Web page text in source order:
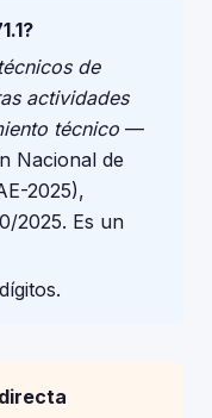
de
actividades
técnico —
Nacional de
2025),
2025. Es un